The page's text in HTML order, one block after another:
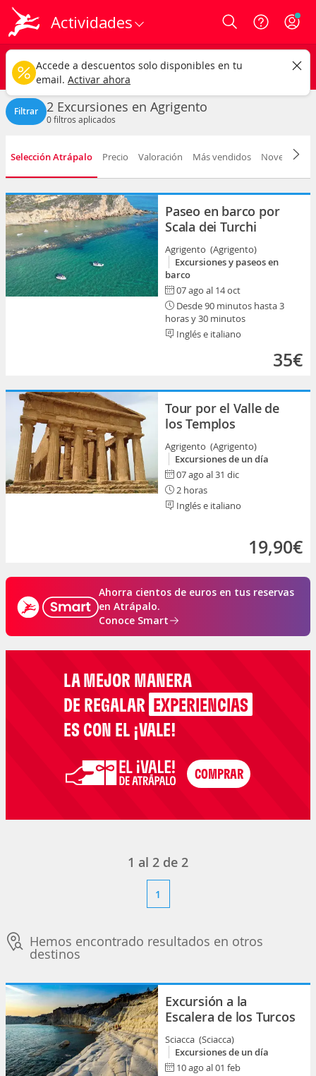
Actividades Login
Agrigento ciudad
Excursiones Cualquier fecha
CAMBIAR
Filtrar 2 Excursiones en Agrigento
0filtros aplicados
Selección Atrápalo Precio Valoración Más vendidos Novedad
Paseo en barco por
Scala dei Turchi
Agrigento (Agrigento)
Excursiones y paseos en
barco
07 ago al 14 oct
Desde 90 minutos hasta 3
horas y 30 minutos
Inglés e italiano
35€
Tour por el Valle de
los Templos
Agrigento (Agrigento)
Excursiones de un día
07 ago al 31 dic
2 horas
Inglés e italiano
19,90€
Ahorra cientos de euros en tus reservas
en Atrápalo.
Conoce Smart
LA MEJOR MANERA
DE REGALAR EXPERIENCIAS
ES CON EL ¡VALE!
1 al 2 de 2
1
Hemos encontrado resultados en otros
destinos
Excursión a la
Escalera de los Turcos
Sciacca (Sciacca)
Excursiones de un día
10 ago al 01 feb
Accede a descuentos solo disponibles en tu
email. Activar ahora